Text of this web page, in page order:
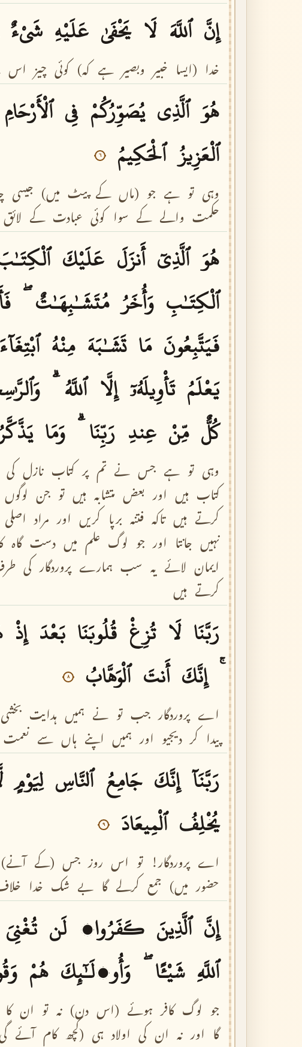
إِنَّ ٱللَّهَ لَا يَخْفَىٰ عَلَيْهِ شَىْءٌ
خدا (ایسا خبیر وبصیر ہے کہ) کوئی چیز اس
هُوَ ٱلَّذِى يُصَوِّرُكُمْ فِى ٱلْأَرْحَامِ
ٱلْعَزِيزُ ٱلْحَكِيمُ ٦
وہی تو ہے جو (ماں کے پیٹ میں) جیسی
حکمت والے کے سوا کوئی عبادت کے لائق
هُوَ ٱلَّذِىٓ أَنزَلَ عَلَيْكَ
ٱلْكِتَـٰبِ وَأُخَرُ مُتَشَـٰبِهَـٰتٌ
فَيَتَّبِعُونَ مَا تَشَـٰبَهَ مِنْهُ ٱبْتِغَآءَ
يَعْلَمُ تَأْوِيلَهُۥٓ إِلَّا ٱللَّهُ
كُلٌّ مِّنْ عِندِ رَبِّنَا وَمَا
وہی تو ہے جس نے تم پر کتاب نازل کی
کتاب ہیں اور بعض متشابہ ہیں تو جن لوگوں
کرتے ہیں تاکہ فتنہ برپا کریں اور مراد اصلی
نہیں جانتا اور جو لوگ علم میں دست گاہ
ایمان لائے یہ سب ہمارے پروردگار کی
کرتے ہیں
رَبَّنَا لَا تُزِغْ قُلُوبَنَا بَعْدَ إِذْ
إِنَّكَ أَنتَ ٱلْوَهَّابُ ٨
اے پروردگار جب تو نے ہمیں ہدایت بخشی
پیدا کر دیجیو اور ہمیں اپنے ہاں سے نعمت
رَبَّنَآ إِنَّكَ جَامِعُ ٱلنَّاسِ لِيَوْمٍ
يُخْلِفُ ٱلْمِيعَادَ ٩
اے پروردگار! تو اس روز جس (کے آنے)
حضور میں) جمع کرلے گا بے شک خدا
إِنَّ ٱلَّذِينَ كَفَرُوا۟ لَن تُغْنِىَ
ٱللَّهِ شَيْـًٔا وَأُو۟لَـٰٓئِكَ هُمْ
جو لوگ کافر ہوئے (اس دن) نہ تو ان کا
گا اور نہ ان کی اولاد ہی (کچھ کام آئے